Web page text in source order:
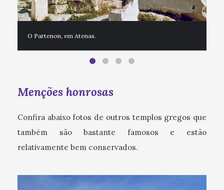
O Partenon, em Atenas.
Menções honrosas
Confira abaixo fotos de outros templos gregos que
também são bastante famosos e estão
relativamente bem conservados.